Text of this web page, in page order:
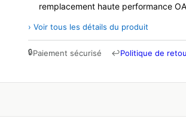
remplacement haute performance
› Voir tous les détails du produit
🔒Paiement sécurisé ↩Politique de